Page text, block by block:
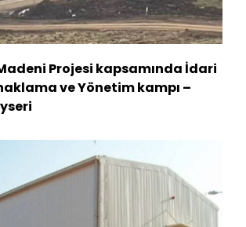
Projesi kapsamında İdari
ve Yönetim kampı –